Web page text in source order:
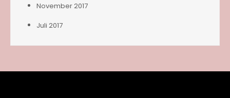
November 2017
Juli 2017